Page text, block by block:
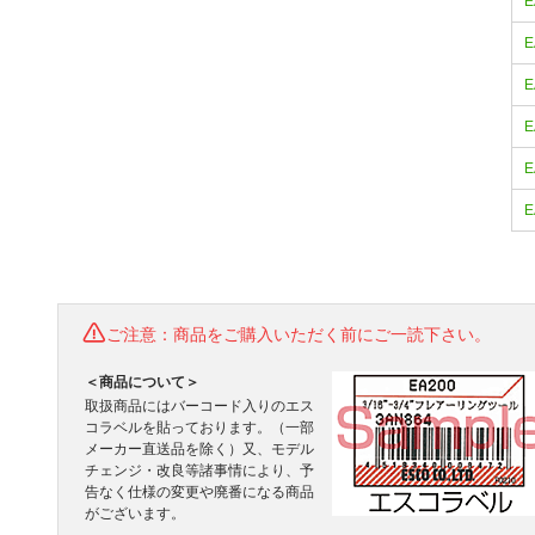
ご注意：商品をご購入いただく前にご一読下さい。
＜商品について＞
取扱商品にはバーコード入りのエス
コラベルを貼っております。（一部
メーカー直送品を除く）又、モデル
チェンジ・改良等諸事情により、予
告なく仕様の変更や廃番になる商品
がございます。